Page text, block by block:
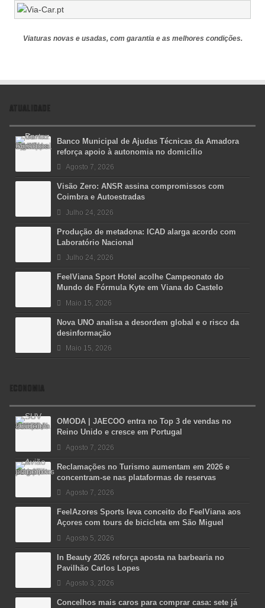
Viaturas novas e usadas, com garantia e as melhores condições.
ATUALIDADE
Banco Municipal de Ajudas Técnicas da Amadora
reforça apoio à autonomia no domicílio
Agosto 7, 2026
Visão Zero: ANSR assina compromissos com
Coimbra e Autoestradas
Julho 24, 2026
Produção de metadona: ICAD alarga acordo com
Laboratório Nacional
Julho 24, 2026
FeelViana Sport Hotel acolhe Campeonato do
Mundo de Fórmula Kyte em Viana do Castelo
Maio 15, 2026
Nova UNO analisa a desordem global e o risco da
desinformação
Maio 15, 2026
ECONOMIA
OMODA | JAECOO entra no Top 3 de vendas no
Reino Unido e cresce em Portugal
Agosto 7, 2026
Reclamações no Turismo aumentam em 2026 e
concentram-se nas plataformas de reservas
Agosto 7, 2026
FeelAzores Sports leva conceito do FeelViana aos
Açores com tours de bicicleta em São Miguel
Agosto 5, 2026
In Beauty 2026 reforça aposta na barbearia no
Pavilhão Carlos Lopes
Agosto 3, 2026
Concelhos mais caros para comprar casa: sete já